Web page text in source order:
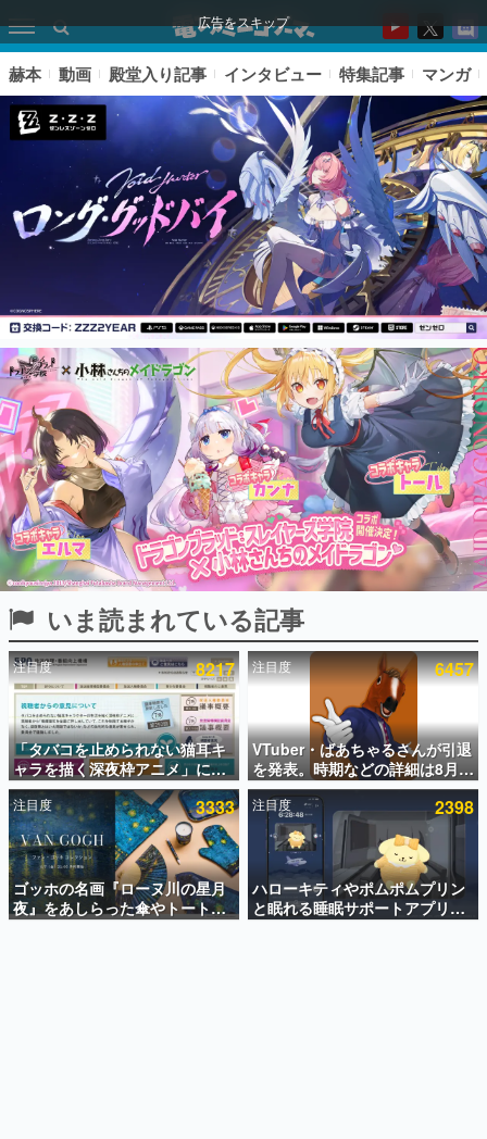
広告をスキップ
ピックアップ
電ファミのいま読まれている記事ランキング
アプリセール情報
インタビュー
連載・特集一覧
殿堂入り記事
SNS拡散数が数千以上！ ページビュー数万以上！ などな
ど。多くの人々に読まれた、電ファミ渾身の“殿堂入り”記
事をまとめました。
ゲームの企画書
名作ゲームクリエイターの方々に製作時のエピソードをお
聞きし、ヒットする企画（ゲーム）とは何か？を探ってい
きます。
赫本
この物語を解いてはいけない。『赫本』は、〈試験問題〉
の形をした短編ホラー小説集です。
新世代に訊く
これからのデジタルゲーム市場を担う若きクリエイター達
の姿を追い、彼らのルーツと情熱を探っていきます。
赫本 動画 殿堂入り記事 インタビュー 特集記事 マンガ
いま読まれている記事
注目度 8217
「タバコを止められない猫耳キ
ャラを描く深夜枠アニメ」に視
聴者の一部から批判意見。違法
薬物の使用と思しき描写も含め
て、BPOが議論を交わす
注目度 6457
VTuber・ばあちゃるさんが引退
を発表。時期などの詳細は8月9
日15時からの配信で説明
注目度 3333
ゴッホの名画『ローヌ川の星月
夜』をあしらった傘やトートバ
ッグなどが登場。8月7日21時よ
注目度 2398
ハローキティやポムポムプリン
と眠れる睡眠サポートアプリ
『ゆめたび』が配信中。キャラ